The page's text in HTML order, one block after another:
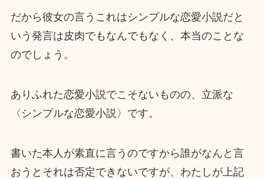
だから彼女の言うこれはシンプルな恋愛小説だと
いう発言は皮肉でもなんでもなく、本当のことな
のでしょう。
ありふれた恋愛小説でこそないものの、立派な
〈シンプルな恋愛小説〉です。
書いた本人が素直に言うのですから誰がなんと言
おうとそれは否定できないですが、わたしが上記